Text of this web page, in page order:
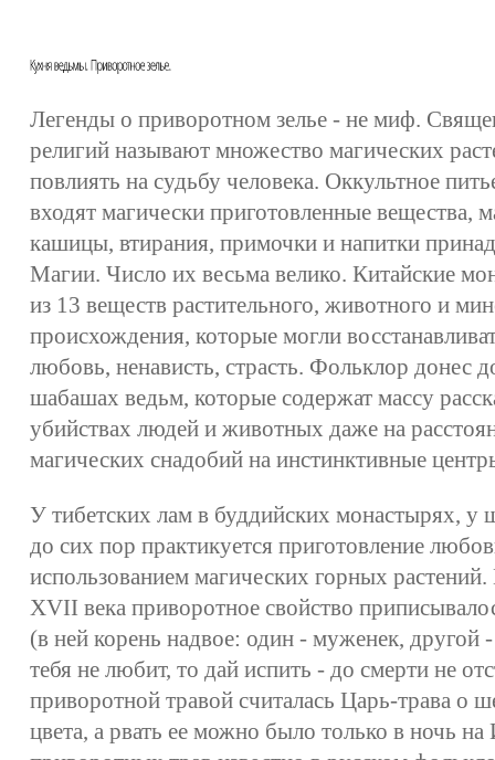
Легенды о приворотном зелье - не миф.
религий называют множество магических
повлиять на судьбу человека. Оккультное
входят магически приготовленные вещества,
кашицы, втирания, примочки и напитки
Магии. Число их весьма велико. Китайские
из 13 веществ растительного, животного и
происхождения, которые могли
любовь, ненависть, страсть. Фольклор донес
шабашах ведьм, которые содержат массу
убийствах людей и животных даже на
магических снадобий на инстинктивные
У тибетских лам в буддийских монастырях, у
до сих пор практикуется приготовление
использованием магических горных
XVII века приворотное свойство
(в ней корень надвое: один - муженек, другой
тебя не любит, то дай испить - до смерти не
приворотной травой считалась Царь-трава о
цвета, а рвать ее можно было только в ночь